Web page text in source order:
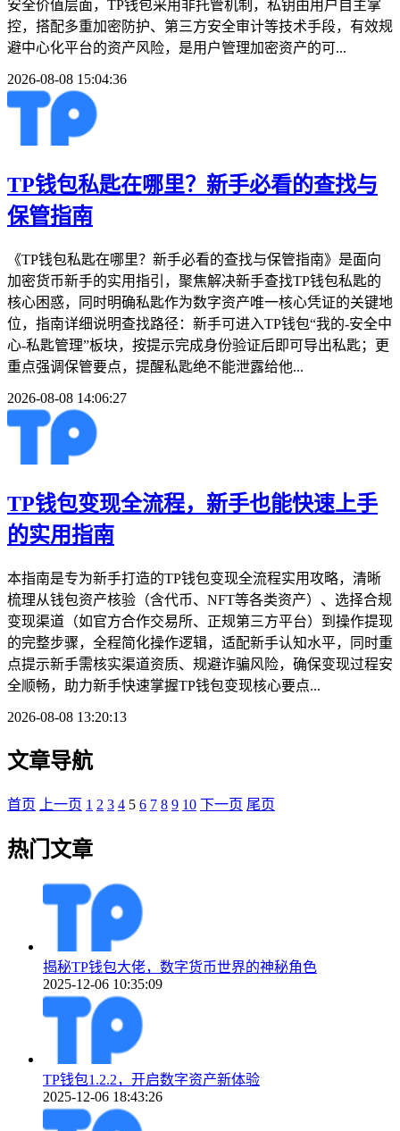
安全价值层面，TP钱包采用非托管机制，私钥由用户自主掌
控，搭配多重加密防护、第三方安全审计等技术手段，有效规
避中心化平台的资产风险，是用户管理加密资产的可...
2026-08-08 15:04:36
TP钱包私匙在哪里？新手必看的查找与
保管指南
《TP钱包私匙在哪里？新手必看的查找与保管指南》是面向
加密货币新手的实用指引，聚焦解决新手查找TP钱包私匙的
核心困惑，同时明确私匙作为数字资产唯一核心凭证的关键地
位，指南详细说明查找路径：新手可进入TP钱包“我的-安全中
心-私匙管理”板块，按提示完成身份验证后即可导出私匙；更
重点强调保管要点，提醒私匙绝不能泄露给他...
2026-08-08 14:06:27
TP钱包变现全流程，新手也能快速上手
的实用指南
本指南是专为新手打造的TP钱包变现全流程实用攻略，清晰
梳理从钱包资产核验（含代币、NFT等各类资产）、选择合规
变现渠道（如官方合作交易所、正规第三方平台）到操作提现
的完整步骤，全程简化操作逻辑，适配新手认知水平，同时重
点提示新手需核实渠道资质、规避诈骗风险，确保变现过程安
全顺畅，助力新手快速掌握TP钱包变现核心要点...
2026-08-08 13:20:13
文章导航
首页 上一页 1 2 3 4 5 6 7 8 9 10 下一页 尾页
热门文章
揭秘TP钱包大佬，数字货币世界的神秘角色
2025-12-06 10:35:09
TP钱包1.2.2，开启数字资产新体验
2025-12-06 18:43:26